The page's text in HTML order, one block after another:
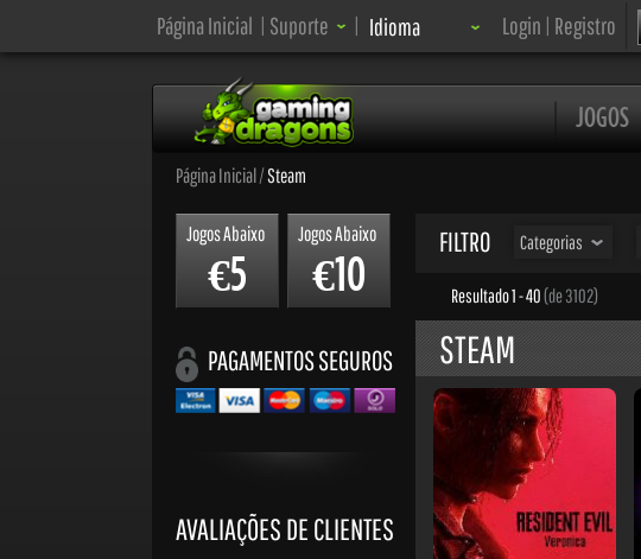
Página Inicial | Suporte | Idioma
Idioma: Login | Registro
JOGOS
Página Inicial/Steam
Jogos Abaixo
€5
Jogos Abaixo
€10
PAGAMENTOS SEGUROS
AVALIAÇÕES DE CLIENTES
FILTRO Categorias
Resultado 1 - 40(de 3102)
STEAM